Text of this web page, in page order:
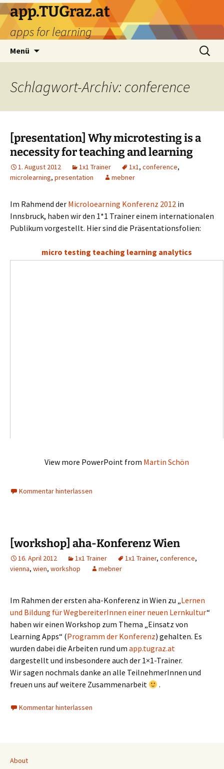
Zum
Inhalt
springen
app.TUGraz.at
apps for learning
Menü
Suchen
nach:
Schlagwort-Archiv: conference
[presentation] Why microtesting is a
necessity for teaching and learning
1. August 2012 1x1 Trainer 1x1, conference,
microlearning, presentation mebner
Im Rahmend der Microloearning Konferenz 2012 in
Innsbruck, haben wir den 1*1 Trainer einem internationalen
Publikum vorgestellt. Hier sind die Präsentationsfolien:
micro testing teaching learning analytics
View more PowerPoint from Martin Schön
Kommentar hinterlassen
[workshop] aha-Konferenz Wien
16. April 2012 1x1 Trainer 1x1 Trainer, conference,
vienna, wien, workshop mebner
Im Rahmen der ersten aha-Konferenz in Wien zu „Lernen
und Bildung für WegbereiterInnen einer neuen Lernkultur“
haben wir einen Workshop zum Thema „Einsatz von
Learning Apps“ (Programm der Konferenz) gehalten. Es
wurden dabei die Arbeiten rund um app.tugraz.at
dargestellt und insbesondere auch der 1×1-Trainer.
Wir sagen nochmals danke an alle TeilnehmerInnen und
freuen uns auf weitere Zusammenarbeit
.
Kommentar hinterlassen
About